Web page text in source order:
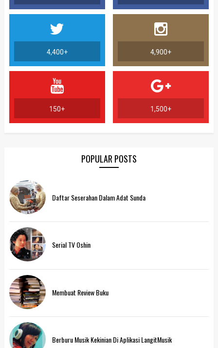
4,400+ 4,900+
150+ 1,500+
POPULAR POSTS
Daftar Seserahan Dalam Adat Sunda
Serial TV Oshin
Membuat Review Buku
Berburu Musik Kekinian Di Aplikasi LangitMusik